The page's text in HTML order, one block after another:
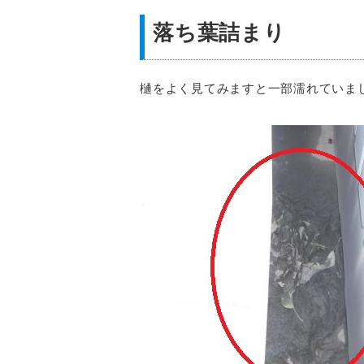
落ち葉詰まり
樋をよく見てみますと一部濡れていま